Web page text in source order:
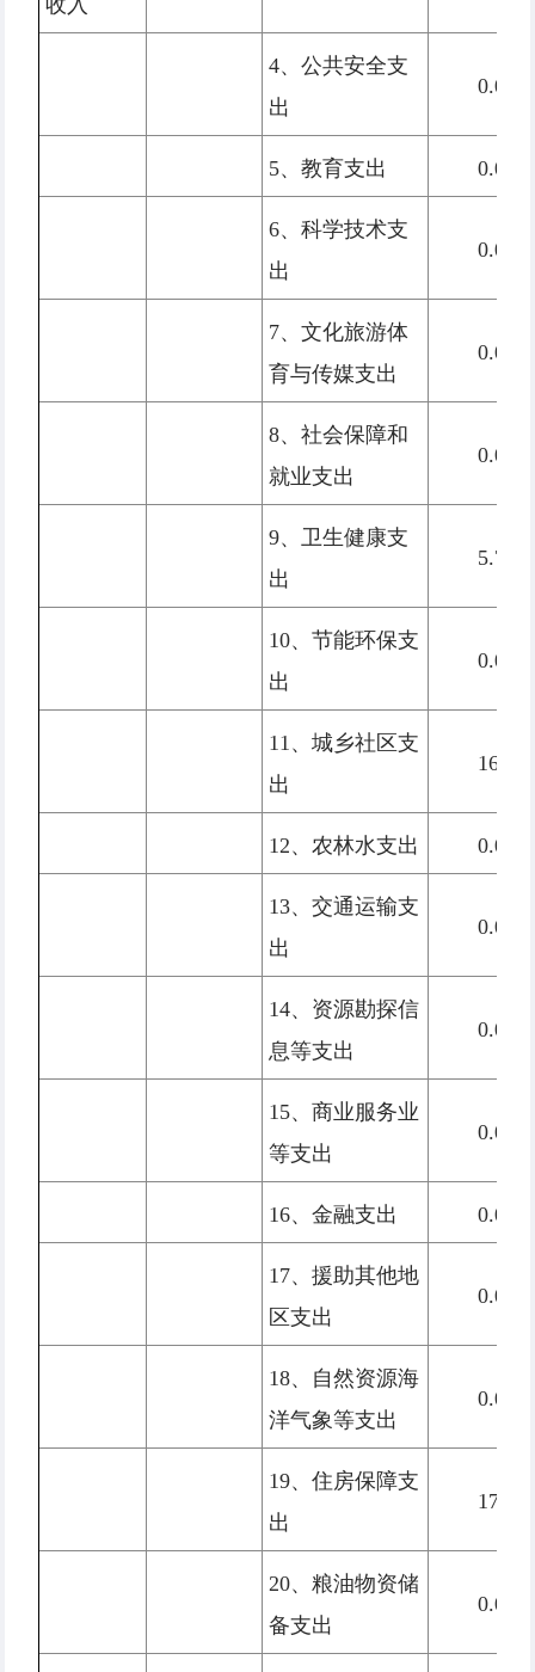
4、公共安全支
出
0.00
5、教育支出 0.00
6、科学技术支
出
0.00
7、文化旅游体
育与传媒支出
0.00
8、社会保障和
就业支出
0.00
9、卫生健康支
出
5.77
10、节能环保支
出
0.00
11、城乡社区支
出
16.80
12、农林水支出 0.00
13、交通运输支
出
0.00
14、资源勘探信
息等支出
0.00
15、商业服务业
等支出
0.00
16、金融支出 0.00
17、援助其他地
区支出
0.00
18、自然资源海
洋气象等支出
0.00
19、住房保障支
出
17.78
20、粮油物资储
备支出
0.00